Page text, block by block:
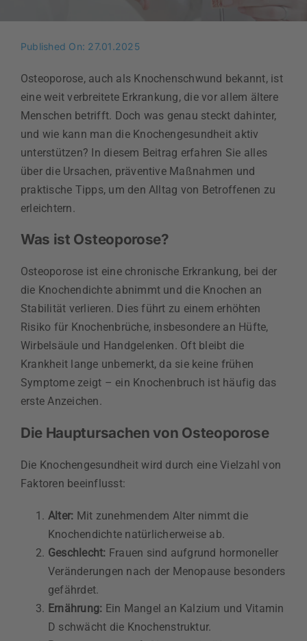
Published On: 27.01.2025
Osteoporose, auch als Knochenschwund bekannt, ist
eine weit verbreitete Erkrankung, die vor allem ältere
Menschen betrifft. Doch was genau steckt dahinter,
und wie kann man die Knochengesundheit aktiv
unterstützen? In diesem Beitrag erfahren Sie alles
über die Ursachen, präventive Maßnahmen und
praktische Tipps, um den Alltag von Betroffenen zu
erleichtern.
Was ist Osteoporose?
Osteoporose ist eine chronische Erkrankung, bei der
die Knochendichte abnimmt und die Knochen an
Stabilität verlieren. Dies führt zu einem erhöhten
Risiko für Knochenbrüche, insbesondere an Hüfte,
Wirbelsäule und Handgelenken. Oft bleibt die
Krankheit lange unbemerkt, da sie keine frühen
Symptome zeigt – ein Knochenbruch ist häufig das
erste Anzeichen.
Die Hauptursachen von Osteoporose
Die Knochengesundheit wird durch eine Vielzahl von
Faktoren beeinflusst:
Alter: Mit zunehmendem Alter nimmt die
Knochendichte natürlicherweise ab.
Geschlecht: Frauen sind aufgrund hormoneller
Veränderungen nach der Menopause besonders
gefährdet.
Ernährung: Ein Mangel an Kalzium und Vitamin
D schwächt die Knochenstruktur.